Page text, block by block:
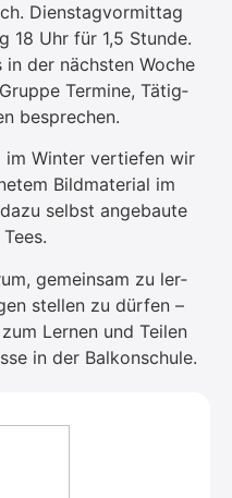
Diens­tag­vor­mit­tag
18 Uhr für 1,5 Stun­de.
der nächs­ten Woche
Ter­mi­ne, Tätig­
bespre­chen.
im Win­ter ver­tie­fen wir
Bild­ma­te­ri­al im
selbst ange­bau­te
gemein­sam zu ler­
stel­len zu dür­fen –
Ler­nen und Tei­len
in der Bal­kon­schu­le.